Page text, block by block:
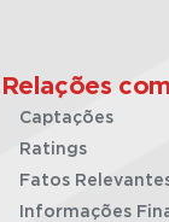
Relações
Captações
Ratings
Fatos
Informações